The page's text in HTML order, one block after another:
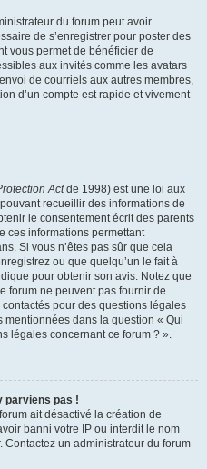
du forum peut avoir
de s’enregistrer pour poster des
vous permet de bénéficier de
aux invités comme les avatars
de courriels aux autres membres,
d’un compte est rapide et vivement
Actde 1998) est une loi aux
recueillir des informations de
le consentement écrit des parents
ces informations permettant
Si vous n’êtes pas sûr que cela
ou que quelqu’un le fait à
pour obtenir son avis. Notez que
forum ne peuvent pas fournir de
pour des questions légales
mentionnées dans la question « Qui
légales concernant ce forum ? ».
parviens pas !
ait désactivé la création de
banni votre IP ou interdit le nom
Contactez un administrateur du forum